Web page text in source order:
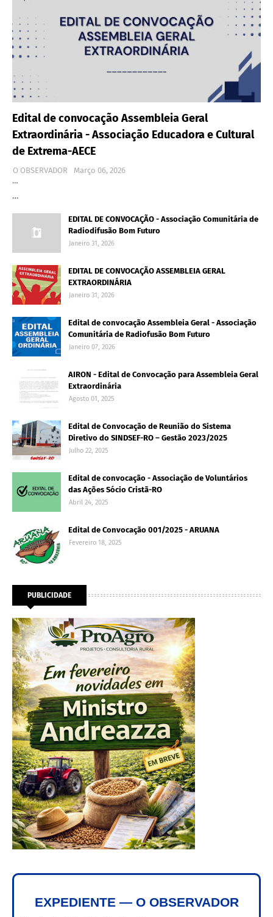
Edital de convocação Assembleia Geral
Extraordinária - Associação Educadora e Cultural
de Extrema-AECE
O OBSERVADOR
Março 06, 2026
…
…
EDITAL DE CONVOCAÇÃO - Associação Comunitária de
Radiodifusão Bom Futuro
Janeiro 31, 2026
EDITAL DE CONVOCAÇÃO ASSEMBLEIA GERAL
EXTRAORDINÁRIA
Janeiro 31, 2026
Edital de convocação Assembleia Geral - Associação
Comunitária de Radiofusão Bom Futuro
Janeiro 07, 2026
AIRON - Edital de Convocação para Assembleia Geral
Extraordinária
Agosto 01, 2025
Edital de Convocação de Reunião do Sistema
Diretivo do SINDSEF-RO – Gestão 2023/2025
Julho 22, 2025
Edital de convocação - Associação de Voluntários
das Ações Sócio Cristã-RO
Abril 24, 2025
Edital de Convocação 001/2025 - ARUANA
Fevereiro 18, 2025
PUBLICIDADE
EXPEDIENTE — O OBSERVADOR